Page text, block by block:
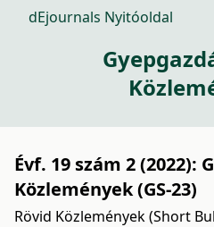
dEjournals Nyitóoldal
Évf. 19 szám 2 (2022):
Közlemények (GS-23)
Rövid Közlemények (Short